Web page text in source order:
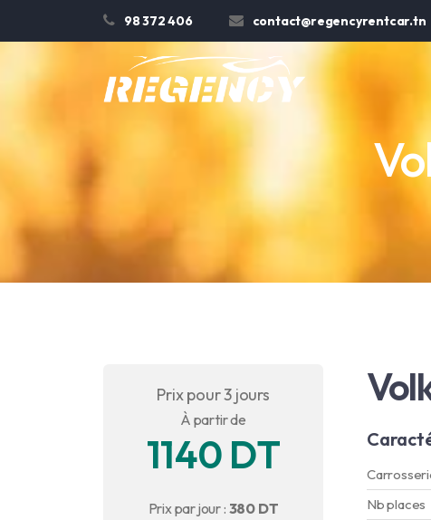
98 372 406 contact@regencyrentcar.tn
Prix pour 3 jours
À partir de
1140 DT
Prix par jour : 380 DT Nb places